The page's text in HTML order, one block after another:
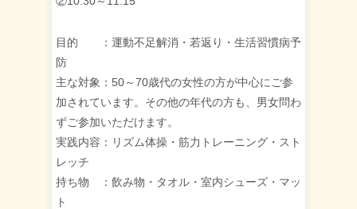
目的 ：運動不足解消・若返り・生活習慣病予
防
主な対象：50～70歳代の女性の方が中心にご参
加されています。その他の年代の方も、男女問わ
ずご参加いただけます。
実践内容：リズム体操・筋力トレーニング・スト
レッチ
持ち物 ：飲み物・タオル・室内シューズ・マッ
ト